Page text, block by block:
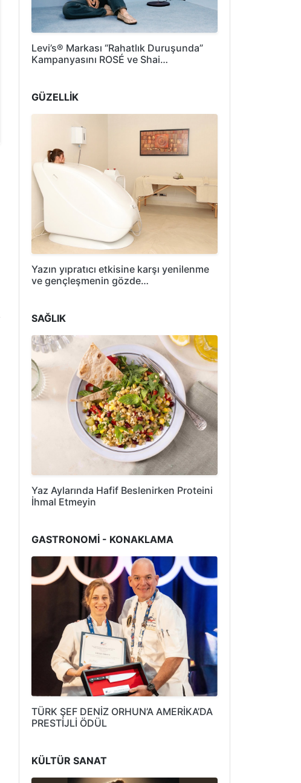
Levi’s® Markası “Rahatlık Duruşunda”
Kampanyasını ROSÉ ve Shai…
GÜZELLİK
Yazın yıpratıcı etkisine karşı yenilenme
ve gençleşmenin gözde…
SAĞLIK
Yaz Aylarında Hafif Beslenirken Proteini
İhmal Etmeyin
GASTRONOMİ - KONAKLAMA
TÜRK ŞEF DENİZ ORHUN’A AMERİKA’DA
PRESTİJLİ ÖDÜL
KÜLTÜR SANAT